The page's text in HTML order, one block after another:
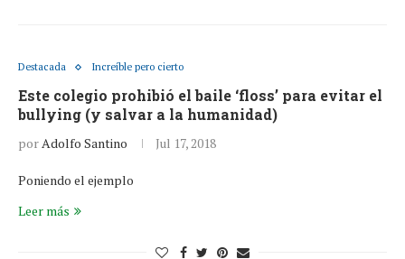
Destacada Increíble pero cierto
Este colegio prohibió el baile ‘floss’ para evitar el
bullying (y salvar a la humanidad)
porAdolfo Santino Jul 17, 2018
Poniendo el ejemplo
Leer más